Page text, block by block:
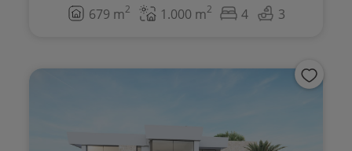
679 m2 1.000 m2 4 3